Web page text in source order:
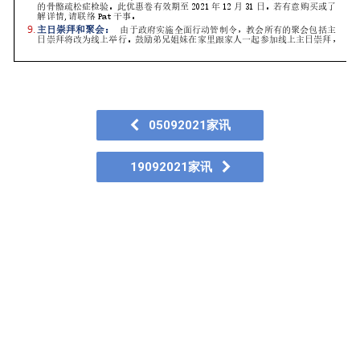
05092021家讯
19092021家讯